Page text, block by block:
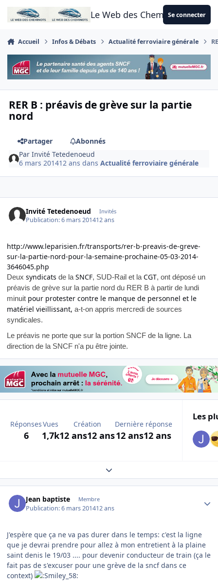
Aller au contenu
Le Web des CheminotsSe connecter
Accueil Infos & Débats Actualité ferroviaire générale
RER B : préavis de grève sur la partie
nord
Partager
Abonnés
ParInvité Tetedenoeud
6 mars 201412 ans dansActualité ferroviaire générale
Invité Tetedenoeud Invités
Publication:6 mars 201412 ans
http://www.leparisien.fr/transports/rer-b-preavis-de-greve-
sur-la-partie-nord-pour-la-semaine-prochaine-05-03-2014-
3646045.php
Deux syndicats de la SNCF, SUD-Rail et la CGT, ont déposé un
préavis de grève sur la partie nord du RER B à partir de lundi
minuit pour protester contre le manque de personnel et le
matériel vieillissant, a-t-on appris mercredi de sources
syndicales.
Le préavis ne porte que sur la portion SNCF de la ligne. La
direction de la SNCF n'a pu être jointe.
Réponses
6
Vues
1,7k
Création
12 ans12 ans
Dernière réponse
12 ans12 ans
Les
Expand topic overview
Jean baptiste Membre
Publication:6 mars 201412 ans
J'espère que ça ne va pas durer dans le temps: c'est la ligne
que je devrai prendre pour allez à mon entretient à la plaine
saint denis le 19/03 .... pour devenir conducteur de train (ça le
fait pas de s'excuser pour une grève de la sncf dans ce
context)